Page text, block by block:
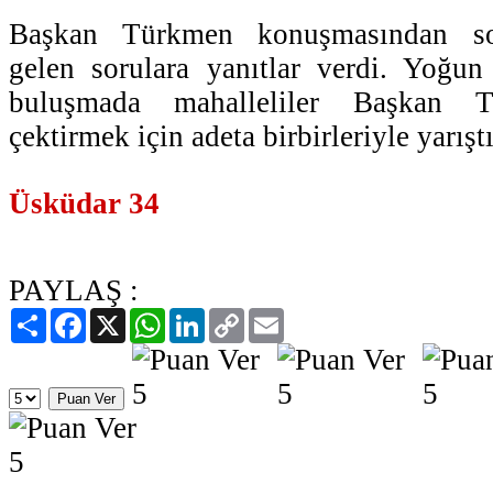
Başkan Türkmen konuşmasından
gelen sorulara yanıtlar verdi. Yoğun
buluşmada mahalleliler Başkan
çektirmek için adeta birbirleriyle
Üsküdar 34
PAYLAŞ :
PaylaşFacebook
X WhatsAppLinkedIn
Copy
Link